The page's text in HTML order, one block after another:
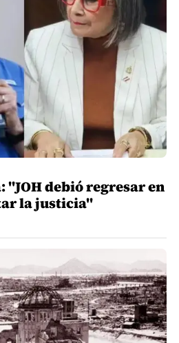
"JOH debió regresar en
la justicia"